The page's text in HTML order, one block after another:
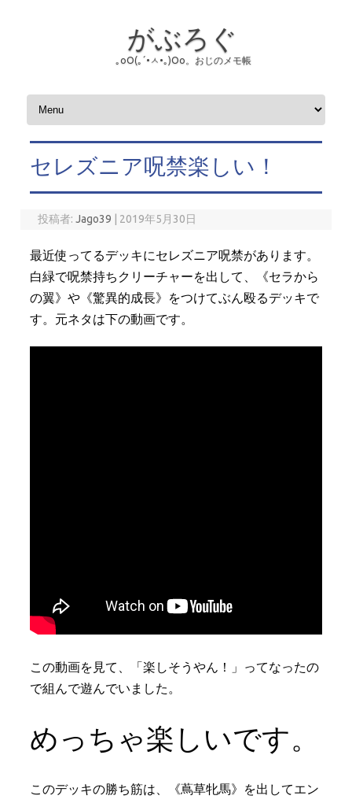
がぶろぐ
｡оО(｡´•ㅅ•｡)Оо。おじのメモ帳
コンテンツへスキップ
セレズニア呪禁楽しい！
投稿者:Jago39 2019年5月30日
最近使ってるデッキにセレズニア呪禁があります。
白緑で呪禁持ちクリーチャーを出して、《セラから
の翼》や《驚異的成長》をつけてぶん殴るデッキで
す。元ネタは下の動画です。
この動画を見て、「楽しそうやん！」ってなったの
で組んで遊んでいました。
めっちゃ楽しいです。
このデッキの勝ち筋は、《蔦草牝馬》を出してエン